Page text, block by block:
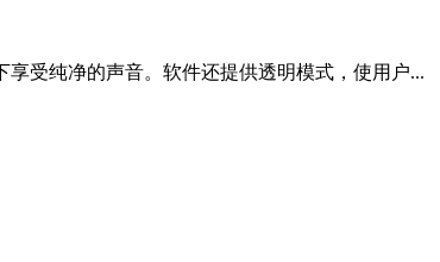
享受纯净的声音。软件还提供透明模式，使用户...